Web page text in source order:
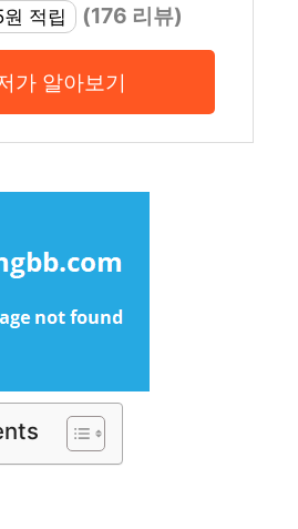
적립
(176 리뷰)
가 알아보기